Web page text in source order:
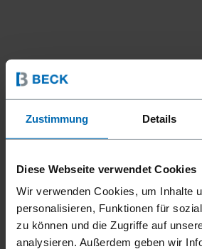
Zustimmung Details
Diese Webseite verwendet Cookies
Wir verwenden Cookies, um Inhalte
personalisieren, Funktionen für
zu können und die Zugriffe auf
analysieren. Außerdem geben wir
Geräte///Klammer­geräte///
Feindraht­klammer­geräte